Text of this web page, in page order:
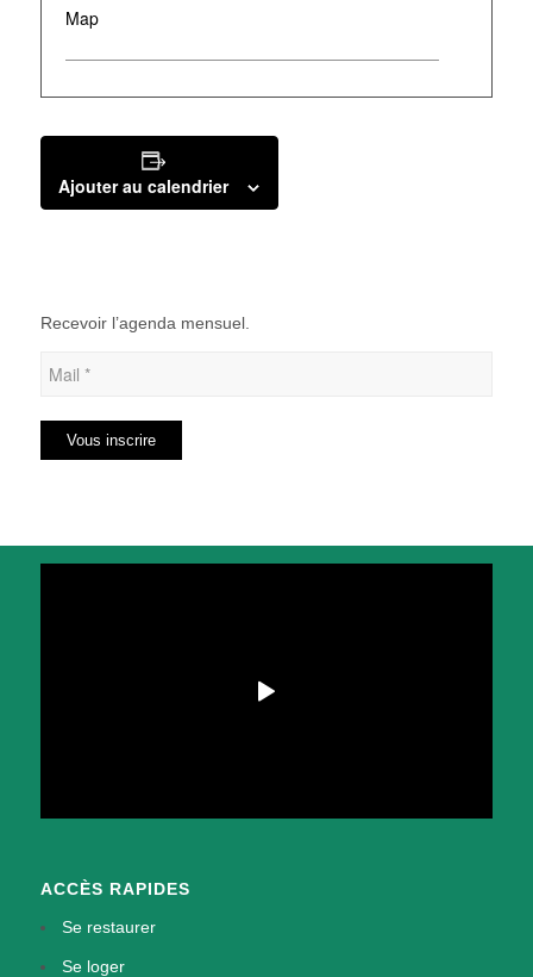
Map
Ajouter au calendrier
Recevoir l’agenda mensuel.
ACCÈS RAPIDES
Se restaurer
Se loger